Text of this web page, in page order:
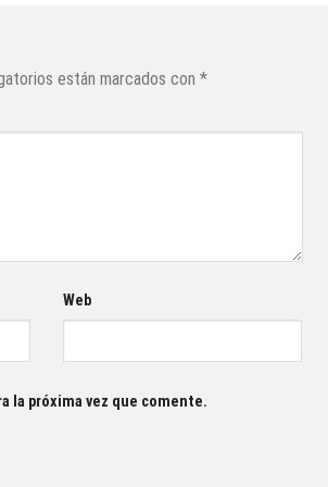
están marcados con *
Web
la próxima vez que comente.